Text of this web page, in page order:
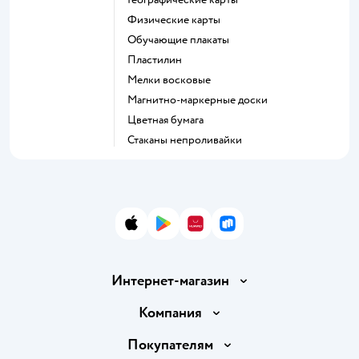
Физические карты
Обучающие плакаты
Пластилин
Мелки восковые
Магнитно-маркерные доски
Цветная бумага
Стаканы непроливайки
App StoreGoogle Play
AppGallery
RuStore
Интернет-магазин
Доставка и оплата
Обмен и возврат товара
Компания
О компании
Покупателям